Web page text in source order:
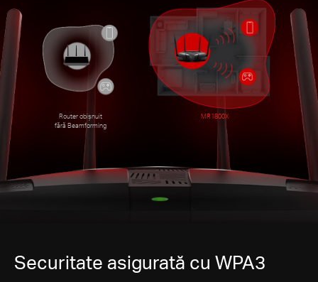
Router obișnuit
fără Beamforming
MR1800X
Securitate asigurată cu WPA3